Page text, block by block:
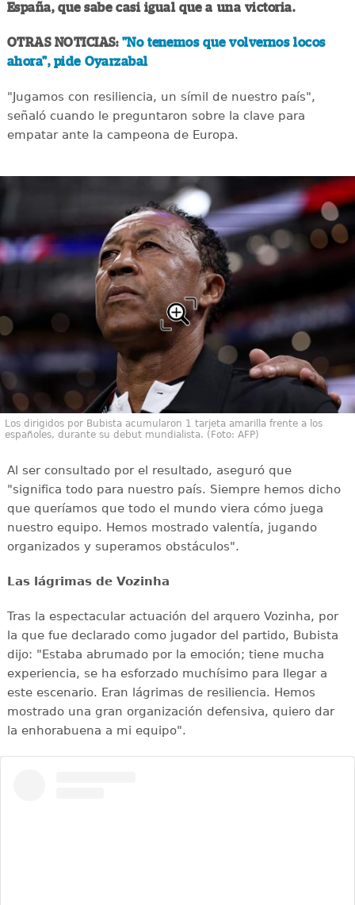
España, que sabe casi igual que a una victoria.
OTRAS NOTICIAS: "No tenemos que volvernos locos
ahora", pide Oyarzabal
"Jugamos con resiliencia, un símil de nuestro país",
señaló cuando le preguntaron sobre la clave para
empatar ante la campeona de Europa.
Los dirigidos por Bubista acumularon 1 tarjeta amarilla frente a los
españoles, durante su debut mundialista. (Foto: AFP)
Al ser consultado por el resultado, aseguró que
"significa todo para nuestro país. Siempre hemos dicho
que queríamos que todo el mundo viera cómo juega
nuestro equipo. Hemos mostrado valentía, jugando
organizados y superamos obstáculos".
Las lágrimas de Vozinha
Tras la espectacular actuación del arquero Vozinha, por
la que fue declarado como jugador del partido, Bubista
dijo: "Estaba abrumado por la emoción; tiene mucha
experiencia, se ha esforzado muchísimo para llegar a
este escenario. Eran lágrimas de resiliencia. Hemos
mostrado una gran organización defensiva, quiero dar
la enhorabuena a mi equipo".